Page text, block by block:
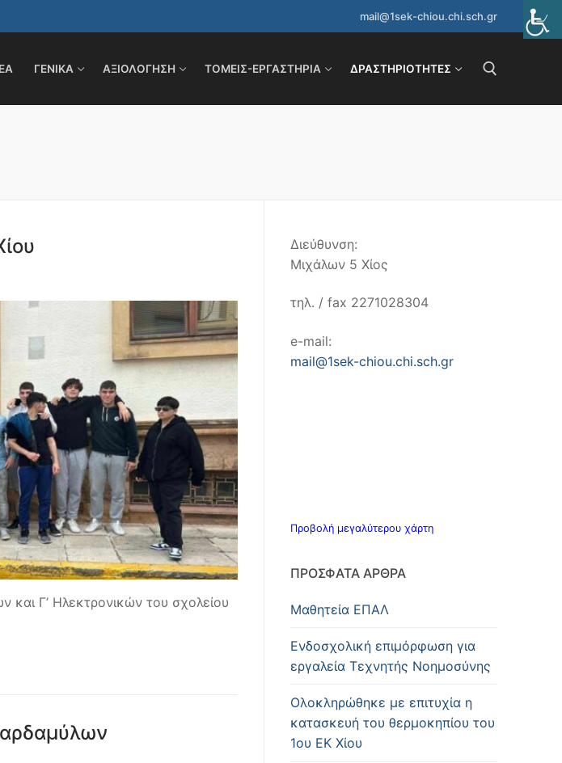
mail@1sek-chiou.chi.sch.gr
ΓΕΝΙΚΑ ΑΞΙΟΛΟΓΗΣΗ ΤΟΜΕΊΣ-ΕΡΓΑΣΤΉΡΙΑ ΔΡΑΣΤΗΡΙΌΤΗΤΕΣ
και Γ’ Ηλεκτρονικών του σχολείου
Διεύθυνση:
Μιχάλων 5 Χίος
τηλ. / fax 2271028304
e-mail:
mail@1sek-chiou.chi.sch.gr
Προβολή μεγαλύτερου χάρτη
ΠΡΌΣΦΑΤΑ ΆΡΘΡΑ
Μαθητεία ΕΠΑΛ
Ενδοσχολική επιμόρφωση για
εργαλεία Τεχνητής Νοημοσύνης
Oλοκληρώθηκε με επιτυχία η
κατασκευή του θερμοκηπίου του
1ου ΕΚ Χίου